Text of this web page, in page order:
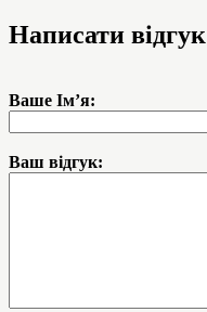
Написати відгук
Ваше Ім’я:
Ваш відгук: